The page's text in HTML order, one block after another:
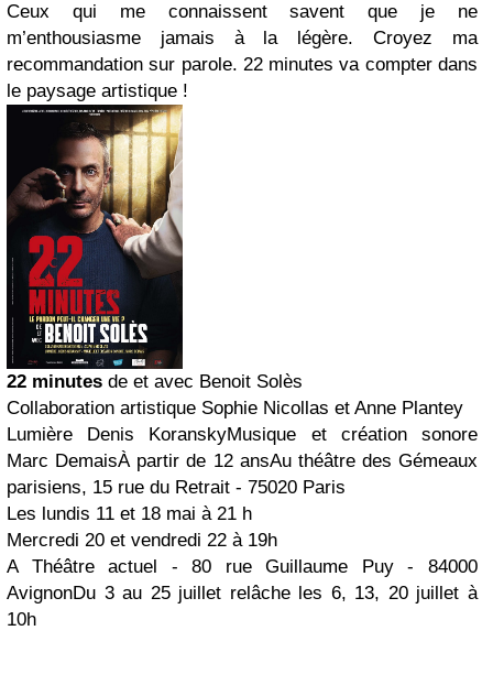
Ceux qui me connaissent savent que je ne
m’enthousiasme jamais à la légère. Croyez ma
recommandation sur parole. 22 minutes va compter dans
le paysage artistique !
22 minutes de et avec Benoit Solès
Collaboration artistique Sophie Nicollas et Anne Plantey
Lumière Denis KoranskyMusique et création sonore
Marc DemaisÀ partir de 12 ansAu théâtre des Gémeaux
parisiens, 15 rue du Retrait - 75020 Paris
Les lundis 11 et 18 mai à 21 h
Mercredi 20 et vendredi 22 à 19h
A Théâtre actuel - 80 rue Guillaume Puy - 84000
AvignonDu 3 au 25 juillet relâche les 6, 13, 20 juillet à
10h